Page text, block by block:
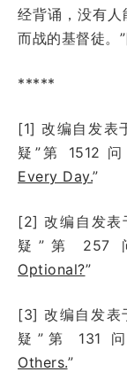
经背诵，没有
而战的基督徒。
*****
[1] 改编自发表
疑”第 1512
Every Day.”
[2] 改编自发表
疑”第 257
Optional?”
[3] 改编自发表
疑”第 131
Others.”